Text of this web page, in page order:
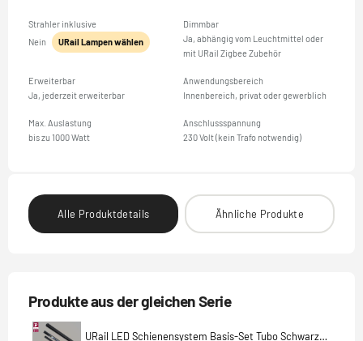
Strahler inklusive
Nein
URail Lampen wählen
Dimmbar
Ja, abhängig vom Leuchtmittel oder
mit URail Zigbee Zubehör
Erweiterbar
Ja, jederzeit erweiterbar
Anwendungsbereich
Innenbereich, privat oder gewerblich
Max. Auslastung
bis zu 1000 Watt
Anschlussspannung
230 Volt (kein Trafo notwendig)
Alle Produktdetails Ähnliche Produkte
Produkte aus der gleichen Serie
URail LED Schienensystem Basis-Set Tubo Schwarz